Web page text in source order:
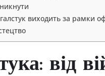
виходить за рамки
від